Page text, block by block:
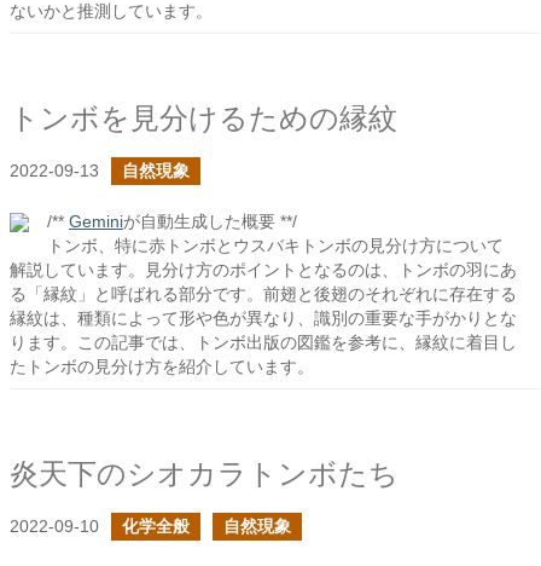
ないかと推測しています。
トンボを見分けるための縁紋
2022-09-13 自然現象
/** Geminiが自動生成した概要 **/
トンボ、特に赤トンボとウスバキトンボの見分け方について
解説しています。見分け方のポイントとなるのは、トンボの羽にあ
る「縁紋」と呼ばれる部分です。前翅と後翅のそれぞれに存在する
縁紋は、種類によって形や色が異なり、識別の重要な手がかりとな
ります。この記事では、トンボ出版の図鑑を参考に、縁紋に着目し
たトンボの見分け方を紹介しています。
炎天下のシオカラトンボたち
2022-09-10 化学全般 自然現象